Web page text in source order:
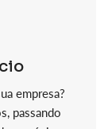
empresa?
passando